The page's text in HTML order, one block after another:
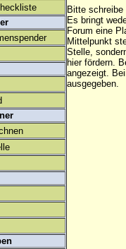
Bitte
Es bringt
Forum eine
Mittelpunkt
Stelle,
hier fördern.
angezeigt.
ausgegeben.